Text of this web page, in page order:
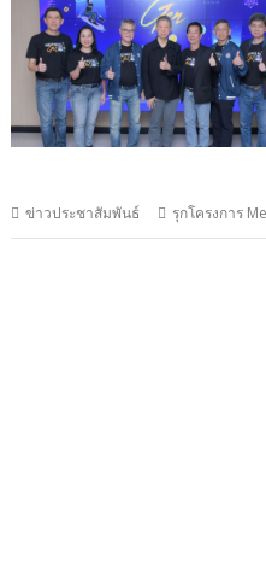
ข่าวประชาสัมพันธ์ รุกโครงการ